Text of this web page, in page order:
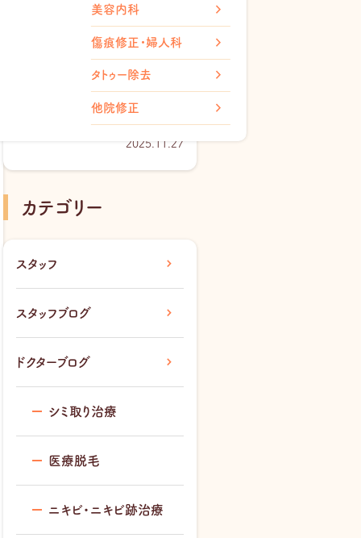
美容内科
傷痕修正・婦人科
タトゥー除去
他院修正
白いニキビは何が原因？正しい
ケア方法・早く治す習慣をまと
2025.11.27
カテゴリー
スタッフ
スタッフブログ
ドクターブログ
シミ取り治療
医療脱毛
ニキビ・ニキビ跡治療